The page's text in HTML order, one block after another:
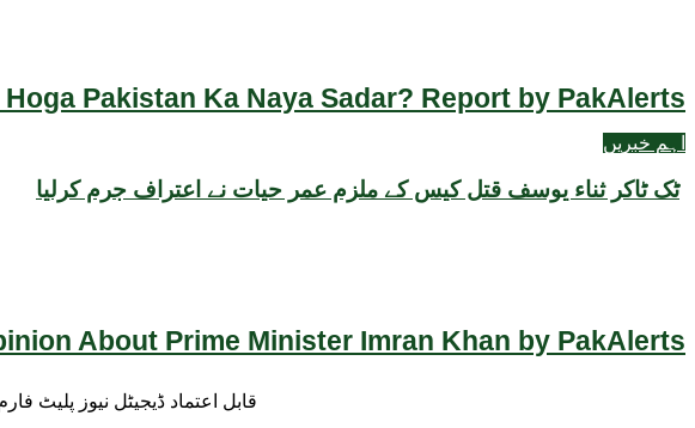
Pakistan Ka Naya Sadar? Report by PakAlerts
About Prime Minister Imran Khan by PakAlerts
اہم خبریں
ٹک ٹاکر ثناء یوسف قتل کیس کے ملزم عمر حیات نے اعتراف جرم کرلیا
قابل اعتماد ڈیجیٹل نیوز پلیٹ